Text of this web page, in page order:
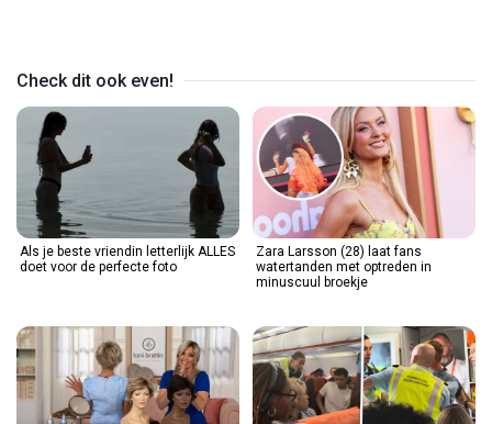
Check dit ook even!
Als je beste vriendin letterlijk ALLES
doet voor de perfecte foto
Zara Larsson (28) laat fans
watertanden met optreden in
minuscuul broekje